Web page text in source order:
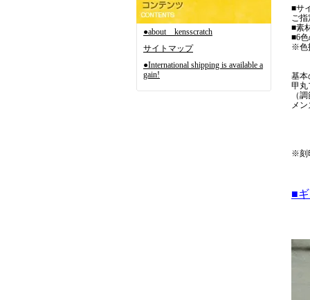
●about kensscratch
サイトマップ
●International shipping is available a
gain!
■サ
ご
■素
■6
※色
基本
甲丸
（
メ
※刻
■